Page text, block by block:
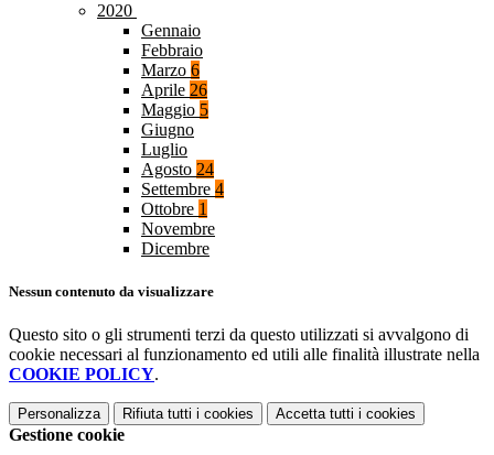
2020
Gennaio
Febbraio
Marzo 6
Aprile 26
Maggio 5
Giugno
Luglio
Agosto 24
Settembre 4
Ottobre 1
Novembre
Dicembre
Nessun contenuto da visualizzare
Questo sito o gli strumenti terzi da questo utilizzati si avvalgono di
cookie necessari al funzionamento ed utili alle finalità illustrate nella
COOKIE POLICY.
Personalizza Rifiuta tutti i cookies Accetta tutti i cookies
Gestione cookie